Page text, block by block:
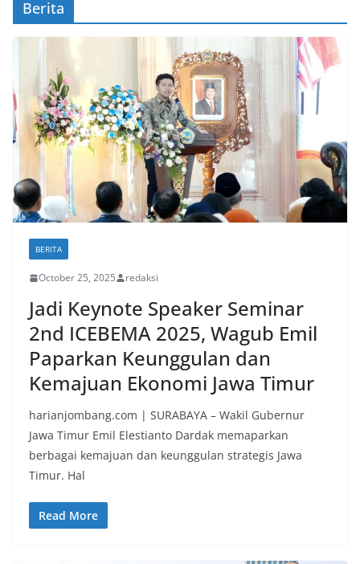
Berita
BERITA
October 25, 2025 redaksi
Jadi Keynote Speaker Seminar
2nd ICEBEMA 2025, Wagub Emil
Paparkan Keunggulan dan
Kemajuan Ekonomi Jawa Timur
harianjombang.com | SURABAYA – Wakil Gubernur
Jawa Timur Emil Elestianto Dardak memaparkan
berbagai kemajuan dan keunggulan strategis Jawa
Timur. Hal
Read More